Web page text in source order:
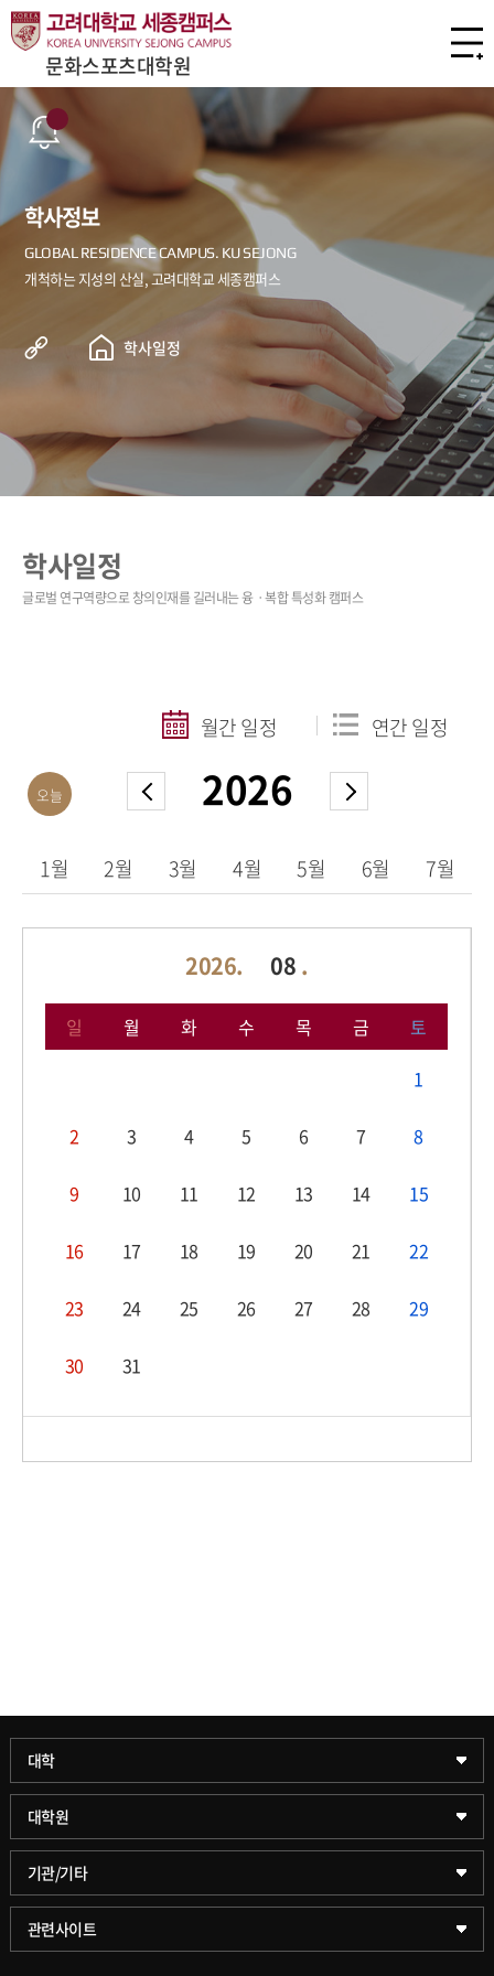
문화스포츠대학원
학사정보
학사일정
학사일정
월간 일정 연간 일정
오늘 2026
1월 2월 3월 4월 5월 6월 7월
2026. 08 .
일 월 화 수 목 금
토
1
2 3 4 5 6 7 8
9 10 11 12 13 14 15
16 17 18 19 20 21 22
23 24 25 26 27 28 29
30 31
대학
과학기술대학
약학대학
글로벌비즈니스대학
공공정책대학
대학원
일반대학원
문화스포츠대학원
창업경영대학원
기관/기타
학술정보원(도서관)
학술정보팀
관련사이트
KUPID